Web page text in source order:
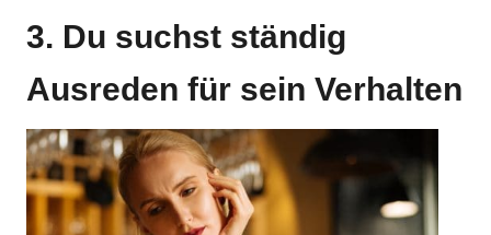
3. Du suchst ständig
Ausreden für sein Verhalten